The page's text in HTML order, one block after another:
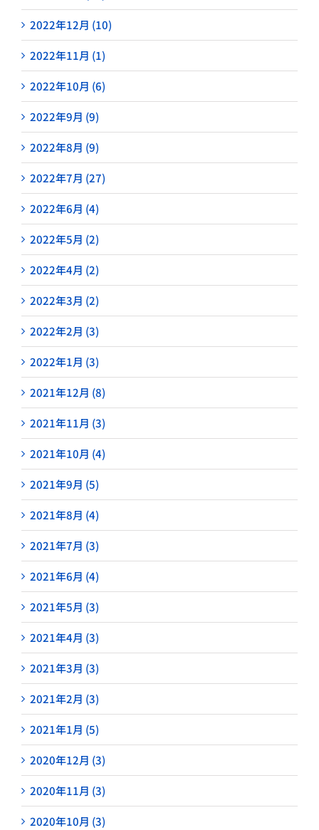
2022年12月 (10)
2022年11月 (1)
2022年10月 (6)
2022年9月 (9)
2022年8月 (9)
2022年7月 (27)
2022年6月 (4)
2022年5月 (2)
2022年4月 (2)
2022年3月 (2)
2022年2月 (3)
2022年1月 (3)
2021年12月 (8)
2021年11月 (3)
2021年10月 (4)
2021年9月 (5)
2021年8月 (4)
2021年7月 (3)
2021年6月 (4)
2021年5月 (3)
2021年4月 (3)
2021年3月 (3)
2021年2月 (3)
2021年1月 (5)
2020年12月 (3)
2020年11月 (3)
2020年10月 (3)